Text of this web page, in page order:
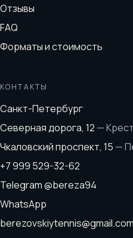
Отзывы
FAQ
Форматы и стоимость
КОНТАКТЫ
Санкт-Петербург
Северная дорога, 12 —
Чкаловский проспект, 15 —
+7 999 529-32-62
Telegram@bereza94
WhatsApp
berezovskiytennis@gmail.com